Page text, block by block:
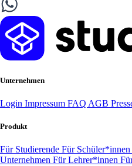
Unternehmen
Login Impressum FAQ AGB
Produkt
Für Studierende Für Schüler*innen
Unternehmen Für Lehrer*innen